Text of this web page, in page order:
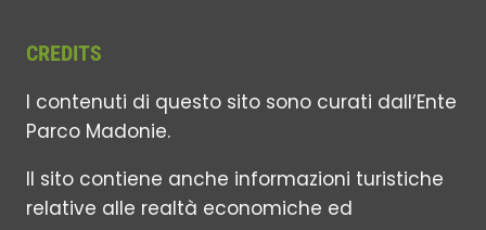
CREDITS
I contenuti di questo sito sono curati dall’Ente
Parco Madonie.
Il sito contiene anche informazioni turistiche
relative alle realtà economiche ed